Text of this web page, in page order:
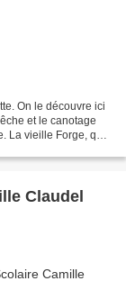
On le découvre ici
et le canotage
La vieille Forge, qui
Claudel